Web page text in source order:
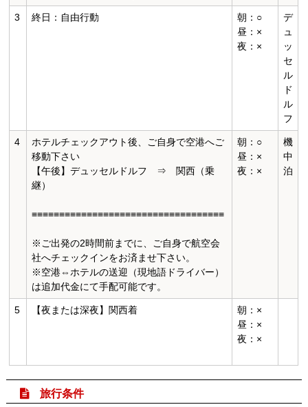
3 終日：自由行動
朝：○
昼：×
夜：×
デ
ュ
ッ
セ
ル
ド
ル
フ
4
ホテルチェックアウト後、ご自身で空港へご
移動下さい
【午後】デュッセルドルフ ⇒ 関西（乗
継）
≡≡≡≡≡≡≡≡≡≡≡≡≡≡≡≡≡≡≡≡≡≡≡≡≡≡≡≡≡≡≡≡≡≡≡
※ご出発の2時間前までに、ご自身で航空会
社へチェックインをお済ませ下さい。
※空港⇔ホテルの送迎（現地語ドライバー）
は追加代金にて手配可能です。
朝：○
昼：×
夜：×
機
中
泊
5 【夜または深夜】関西着
朝：×
昼：×
夜：×
 旅行条件